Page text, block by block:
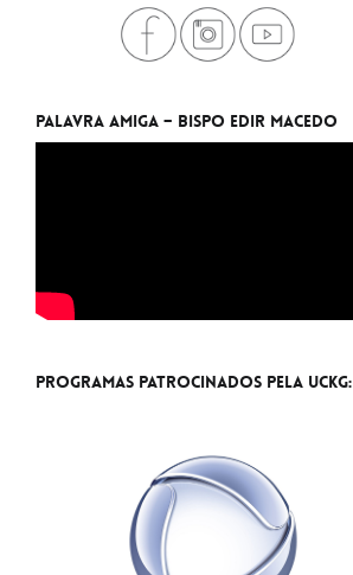
Palavra Amiga – Bispo Edir Macedo
Programas Patrocinados pela UCKG: